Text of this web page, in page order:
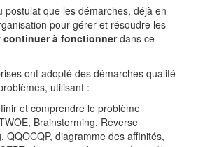
postulat que les démarches, déjà en
pour gérer et résoudre les
continuer à fonctionnerdans ce
ont adopté des démarches qualité
utilisant :
et comprendre le problème
Brainstorming, Reverse
QQOCQP, diagramme des affinités,